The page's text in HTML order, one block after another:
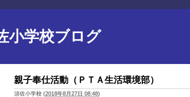
小学校ブログ
親子奉仕活動（ＰＴＡ生活環境部）
須佐小学校 (2018年8月27日 08:48)